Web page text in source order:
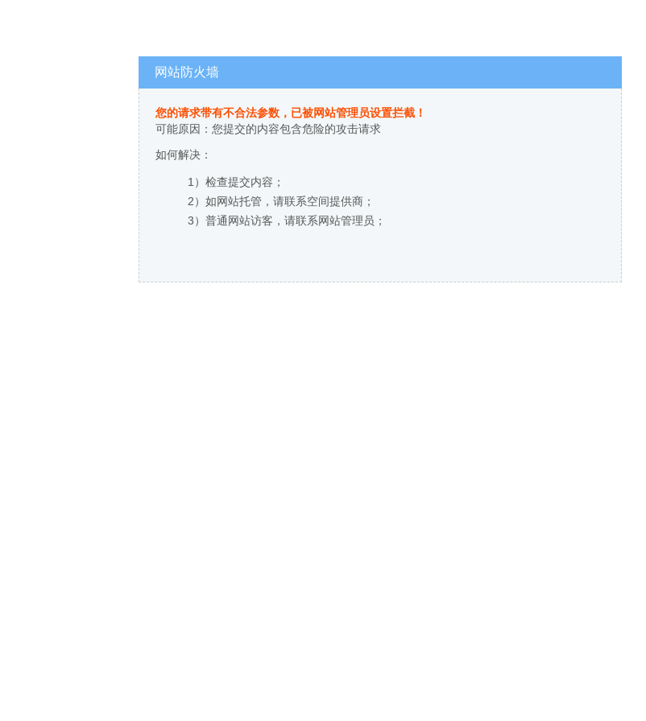
网站防火墙
您的请求带有不合法参数，已被网站管理员设置拦截！
可能原因：您提交的内容包含危险的攻击请求
如何解决：
1）检查提交内容；
2）如网站托管，请联系空间提供商；
3）普通网站访客，请联系网站管理员；